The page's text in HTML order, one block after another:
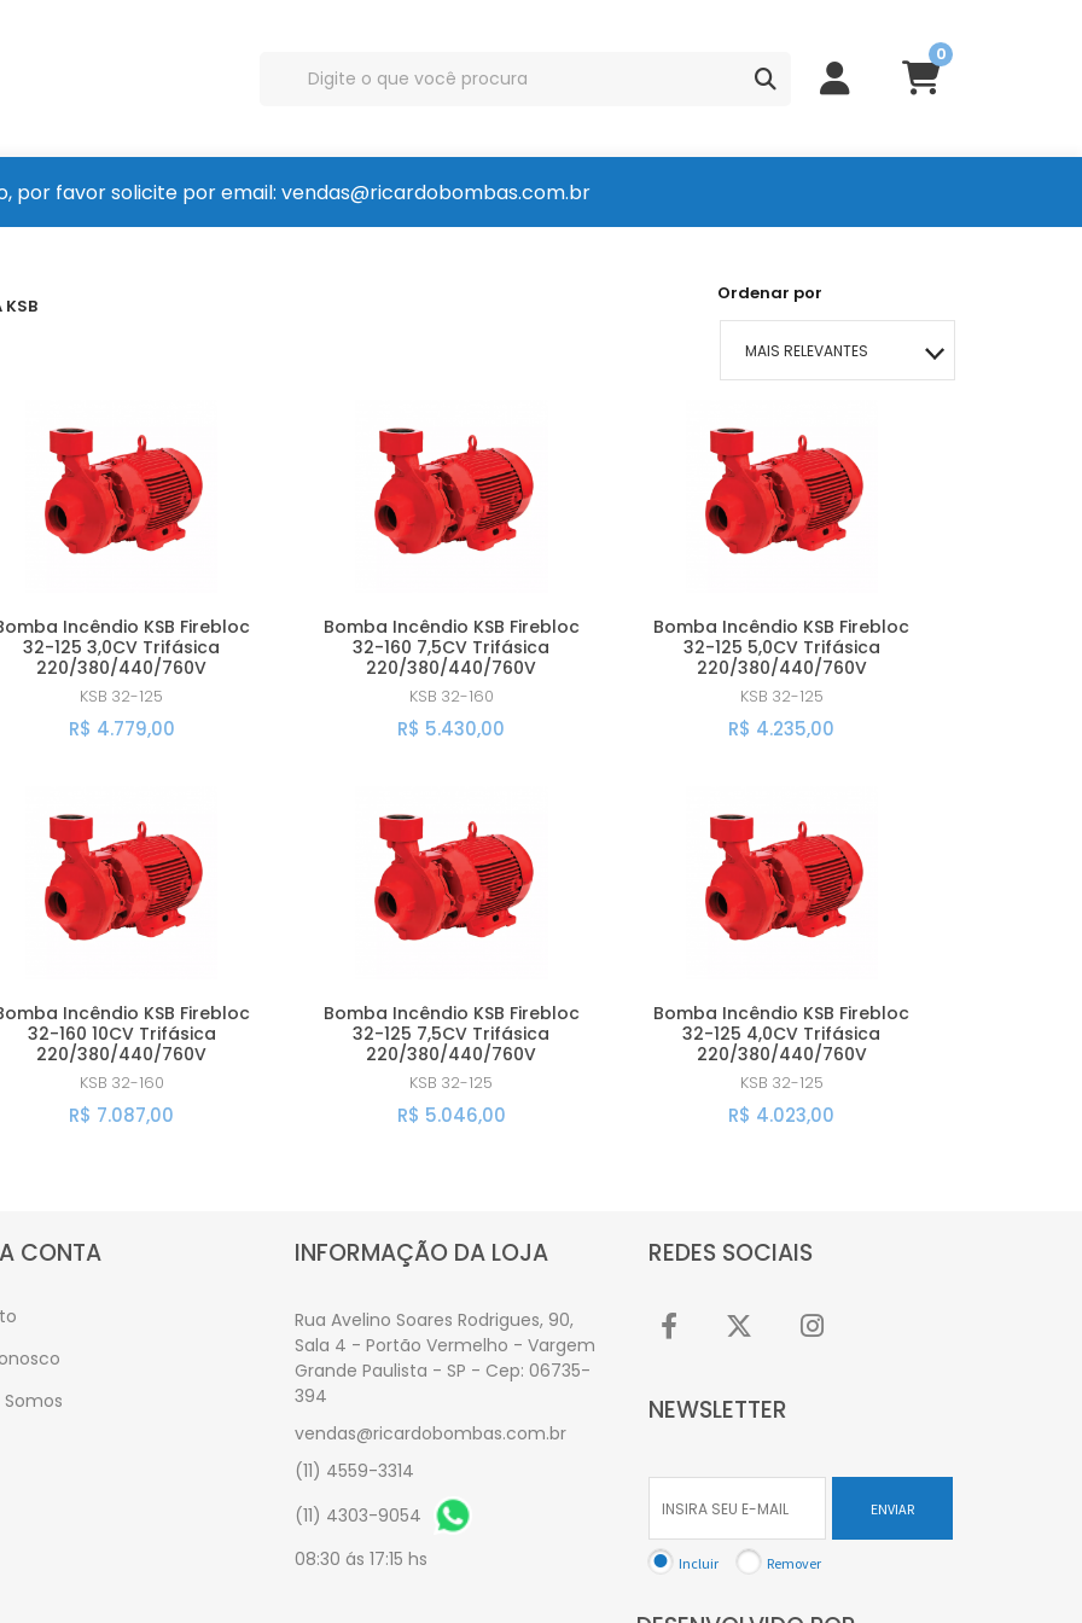
0
por favor solicite por email: vendas@ricardobombas.com.br
KSB
Ordenar por
MAIS RELEVANTES
MENOR PREÇO
MAIOR PREÇO
Incêndio KSB Firebloc
32-125 3,0CV Trifásica
220/380/440/760V
KSB 32-125
R$ 4.779,00
Bomba Incêndio KSB Firebloc
32-160 7,5CV Trifásica
220/380/440/760V
KSB 32-160
R$ 5.430,00
Bomba Incêndio KSB Firebloc
32-125 5,0CV Trifásica
220/380/440/760V
KSB 32-125
R$ 4.235,00
Incêndio KSB Firebloc
32-160 10CV Trifásica
220/380/440/760V
KSB 32-160
R$ 7.087,00
Bomba Incêndio KSB Firebloc
32-125 7,5CV Trifásica
220/380/440/760V
KSB 32-125
R$ 5.046,00
Bomba Incêndio KSB Firebloc
32-125 4,0CV Trifásica
220/380/440/760V
KSB 32-125
R$ 4.023,00
CONTA INFORMAÇÃO DA LOJA
Rua Avelino Soares Rodrigues, 90,
Sala 4 - Portão Vermelho - Vargem
Grande Paulista - SP - Cep: 06735-
394
vendas@ricardobombas.com.br
(11) 4559-3314
(11) 4303-9054
08:30 ás 17:15 hs
REDES SOCIAIS
NEWSLETTER
ENVIAR
Incluir Remover